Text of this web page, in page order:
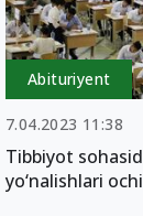
Abituriyent
7.04.2023 11:38
Tibbiyot
yo‘nalishlari